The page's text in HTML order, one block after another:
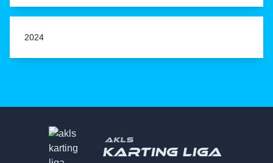
2024
AKLS
Karting liga